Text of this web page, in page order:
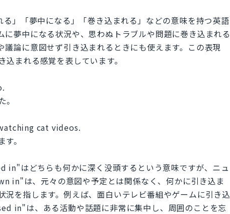
」「夢中になる」「巻き込まれる」などの意味を持つ英語
に夢中になる状況や、思わぬトラブルや問題に巻き込まれる
論に意図せず引き込まれるときにも使えます。この表現
まれる感覚を表しています。
cat videos.
。
はどちらも何かに深く没頭するという意味ですが、ニュ
in"は、元々の意図や予定とは関係なく、何かに引き込ま
況を指します。例えば、面白いテレビ番組やゲームに引き込
in"は、ある活動や話題に非常に集中し、周囲のことを忘